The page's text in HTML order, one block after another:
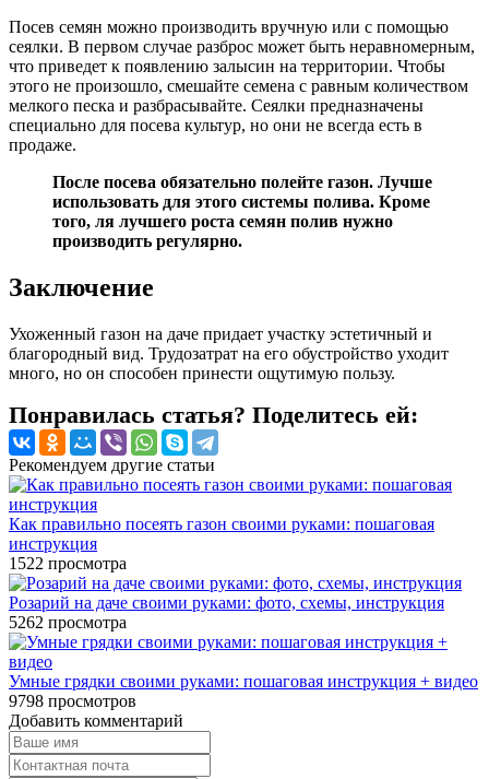
Посев семян можно производить вручную или с помощью
сеялки. В первом случае разброс может быть неравномерным,
что приведет к появлению залысин на территории. Чтобы
этого не произошло, смешайте семена с равным количеством
мелкого песка и разбрасывайте. Сеялки предназначены
специально для посева культур, но они не всегда есть в
продаже.
После посева обязательно полейте газон. Лучше
использовать для этого системы полива. Кроме
того, ля лучшего роста семян полив нужно
производить регулярно.
Заключение
Ухоженный газон на даче придает участку эстетичный и
благородный вид. Трудозатрат на его обустройство уходит
много, но он способен принести ощутимую пользу.
Понравилась статья? Поделитесь ей:
Рекомендуем другие статьи
Как правильно посеять газон своими руками: пошаговая
инструкция
1522 просмотра
Розарий на даче своими руками: фото, схемы, инструкция
5262 просмотра
Умные грядки своими руками: пошаговая инструкция + видео
9798 просмотров
Добавить комментарий